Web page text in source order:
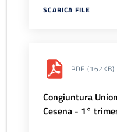
SCARICA FILE
PDF (162KB)
Congiuntura
Cesena - 1°